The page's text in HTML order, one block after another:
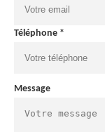
Téléphone *
Message